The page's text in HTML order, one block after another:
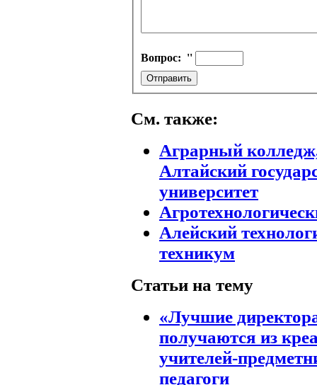
Вопрос: ''
См. также:
Аграрный
Алтайский
университет
Алейский
техникум
Статьи на тему
«Лучшие
получаются из
учителей-
педагоги